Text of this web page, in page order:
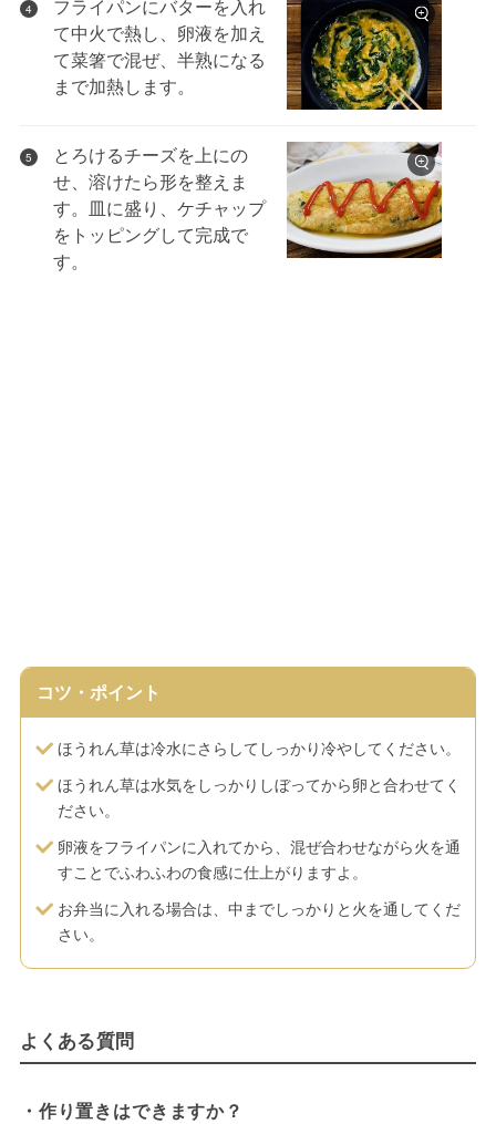
4
フライパンにバターを入れ
て中火で熱し、卵液を加え
て菜箸で混ぜ、半熟になる
まで加熱します。
5
とろけるチーズを上にの
せ、溶けたら形を整えま
す。皿に盛り、ケチャップ
をトッピングして完成で
す。
コツ・ポイント
ほうれん草は冷水にさらしてしっかり冷やしてください。
ほうれん草は水気をしっかりしぼってから卵と合わせてく
ださい。
卵液をフライパンに入れてから、混ぜ合わせながら火を通
すことでふわふわの食感に仕上がりますよ。
お弁当に入れる場合は、中までしっかりと火を通してくだ
さい。
よくある質問
・作り置きはできますか？